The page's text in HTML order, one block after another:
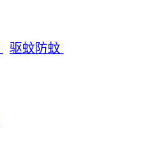
驱蚊防蚊